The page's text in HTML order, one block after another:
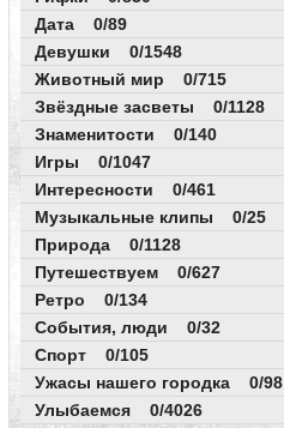
Дата 0/89
Девушки 0/1548
Животный мир 0/715
Звёздные засветы 0/1128
Знаменитости 0/140
Игры 0/1047
Интересности 0/461
Музыкальные клипы 0/25
Природа 0/1128
Путешествуем 0/627
Ретро 0/134
События, люди 0/32
Спорт 0/105
Ужасы нашего городка 0/98
Улыбаемся 0/4026